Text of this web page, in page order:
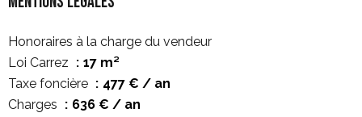
Honoraires à la charge du vendeur
Loi Carrez
17 m²
Taxe foncière
477 € / an
Charges
636 € / an